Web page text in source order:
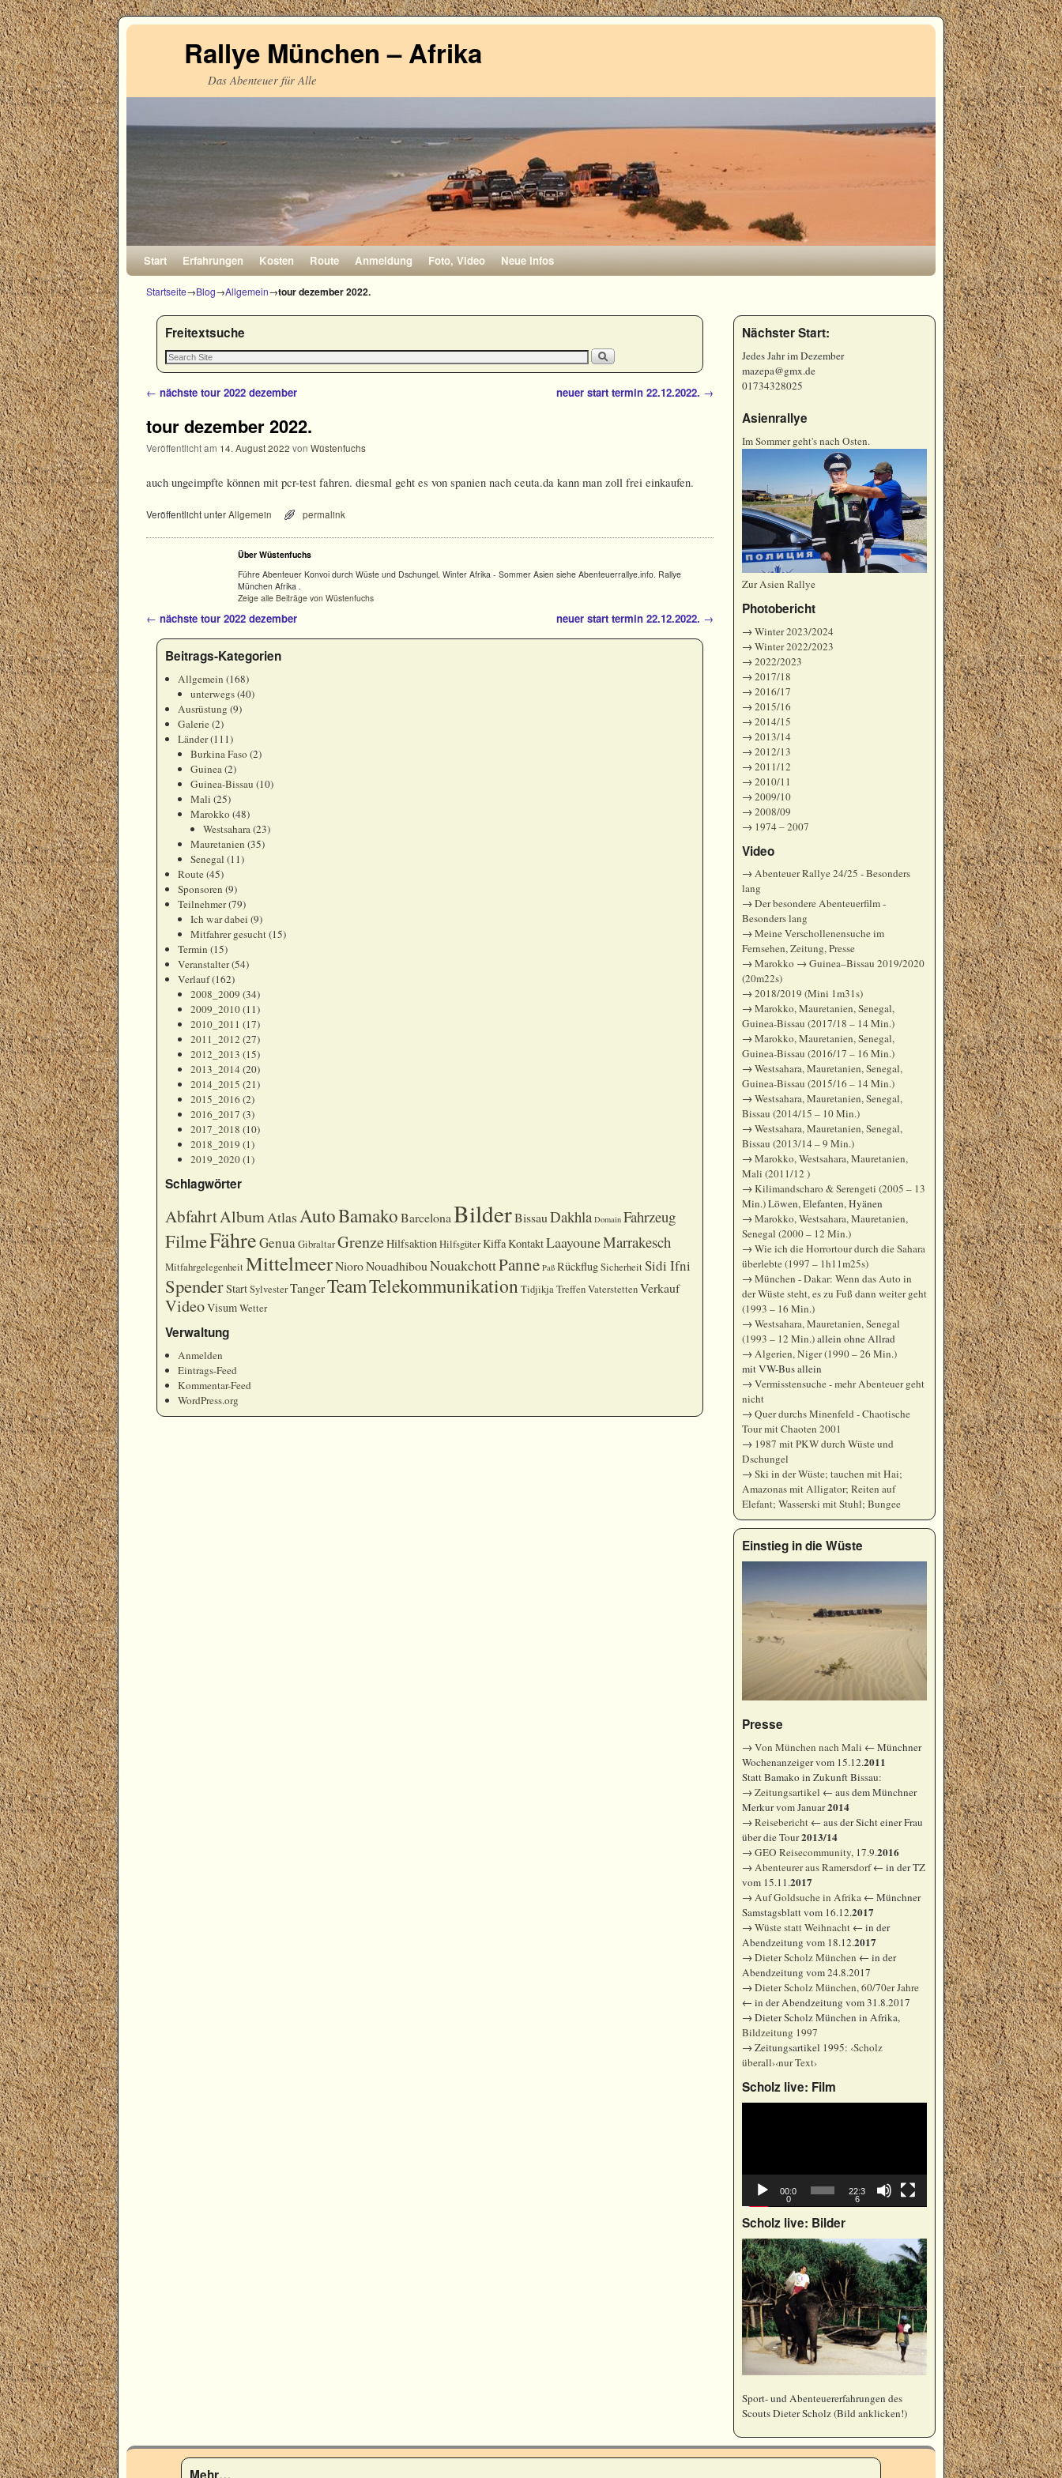
Rallye München – Afrika
Das Abenteuer für Alle
Start Erfahrungen Kosten Route Anmeldung Foto, Video Neue Infos
Startseite→Blog→Allgemein→tour dezember 2022.
Freitextsuche
Artikelnavigation
← nächste tour 2022 dezember neuer start termin 22.12.2022. →
tour dezember 2022.
Veröffentlicht am 14. August 2022 von Wüstenfuchs
auch ungeimpfte können mit pcr-test fahren. diesmal geht es von spanien nach ceuta.da kann man zoll frei einkaufen.
Veröffentlicht unterAllgemein permalink
Über Wüstenfuchs
Führe Abenteuer Konvoi durch Wüste und Dschungel. Winter Afrika - Sommer Asien siehe Abenteuerrallye.info. Rallye
München Afrika .
Zeige alle Beiträge von Wüstenfuchs
Artikelnavigation
← nächste tour 2022 dezember neuer start termin 22.12.2022. →
Beitrags-Kategorien
Allgemein (168)
unterwegs(40)
Ausrüstung (9)
Galerie(2)
Länder(111)
Burkina Faso (2)
Guinea(2)
Guinea-Bissau (10)
Mali (25)
Marokko (48)
Westsahara(23)
Mauretanien (35)
Senegal (11)
Route(45)
Sponsoren (9)
Teilnehmer(79)
Ich war dabei (9)
Mitfahrer gesucht(15)
Termin (15)
Veranstalter(54)
Verlauf(162)
2008_2009 (34)
2009_2010(11)
2010_2011 (17)
2011_2012 (27)
2012_2013 (15)
2013_2014(20)
2014_2015 (21)
2015_2016 (2)
2016_2017 (3)
2017_2018 (10)
2018_2019 (1)
2019_2020(1)
Schlagwörter
AbfahrtAlbumAtlas AutoBamako Barcelona BilderBissau Dakhla Domain Fahrzeug
FilmeFähreGenuaGibraltarGrenzeHilfsaktionHilfsgüterKiffaKontaktLaayouneMarrakesch
MitfahrgelegenheitMittelmeerNioroNouadhibou NouakchottPanne Paß RückflugSicherheitSidi Ifni
SpenderStartSylvesterTangerTeamTelekommunikationTidjikjaTreffenVaterstettenVerkauf
VideoVisumWetter
Verwaltung
Anmelden
Eintrags-Feed
Kommentar-Feed
WordPress.org
Nächster Start:
Jedes Jahr im Dezember
mazepa@gmx.de
01734328025
Asienrallye
Im Sommer geht's nach Osten.
Zur Asien Rallye
Photobericht
→Winter 2023/2024
→Winter 2022/2023
→2022/2023
→2017/18
→2016/17
→2015/16
→2014/15
→2013/14
→2012/13
→2011/12
→2010/11
→2009/10
→2008/09
→ 1974 ‒ 2007
Video
→Abenteuer Rallye 24/25 - Besonders
lang
→Der besondere Abenteuerfilm -
Besonders lang
→Meine Verschollenensuche im
Fernsehen, Zeitung, Presse
→Marokko → Guinea–Bissau 2019/2020
(20m22s)
→2018/2019 (Mini 1m31s)
→Marokko, Mauretanien, Senegal,
Guinea-Bissau (2017/18 – 14 Min.)
→Marokko, Mauretanien, Senegal,
Guinea-Bissau (2016/17 – 16 Min.)
→Westsahara, Mauretanien, Senegal,
Guinea-Bissau (2015/16 – 14 Min.)
→Westsahara, Mauretanien, Senegal,
Bissau (2014/15 – 10 Min.)
→Westsahara, Mauretanien, Senegal,
Bissau (2013/14 – 9 Min.)
→Marokko, Westsahara, Mauretanien,
Mali (2011/12 )
→Kilimandscharo & Serengeti (2005 – 13
Min.)Löwen, Elefanten, Hyänen
→Marokko, Westsahara, Mauretanien,
Senegal (2000 – 12 Min.)
→Wie ich die Horrortour durch die Sahara
überlebte (1997 – 1h11m25s)
→München - Dakar: Wenn das Auto in
der Wüste steht, es zu Fuß dann weiter geht
(1993 – 16 Min.)
→Westsahara, Mauretanien, Senegal
(1993 – 12 Min.)allein ohne Allrad
→Algerien, Niger (1990 – 26 Min.)
mit VW-Bus allein
→Vermisstensuche - mehr Abenteuer geht
nicht
→Quer durchs Minenfeld - Chaotische
Tour mit Chaoten 2001
→ 1987 mit PKW durch Wüste und
Dschungel
→Ski in der Wüste; tauchen mit Hai;
Amazonas mit Alligator; Reiten auf
Elefant; Wasserski mit Stuhl; Bungee
Einstieg in die Wüste
Presse
→Von München nach Mali ← Münchner
Wochenanzeiger vom 15.12.2011
Statt Bamako in Zukunft Bissau:
→Zeitungsartikel ← aus dem Münchner
Merkur vom Januar2014
→Reisebericht ← aus der Sicht einer Frau
über die Tour2013/14
→GEO Reisecommunity, 17.9.2016
→Abenteurer aus Ramersdorf← in der TZ
vom 15.11.2017
→Auf Goldsuche in Afrika ← Münchner
Samstagsblatt vom 16.12.2017
→Wüste statt Weihnacht ← in der
Abendzeitung vom 18.12.2017
→Dieter Scholz München ← in der
Abendzeitung vom 24.8.2017
→Dieter Scholz München, 60/70er Jahre
← in der Abendzeitung vom 31.8.2017
→ Dieter Scholz München in Afrika,
Bildzeitung 1997
→ Zeitungsartikel 1995: ‹Scholz
überall›‹nur Text›
Scholz live: Film
00:0
0
22:3
6
Scholz live: Bilder
Sport- und Abenteuererfahrungen des
Scouts Dieter Scholz (Bild anklicken!)